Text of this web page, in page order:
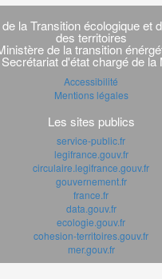
la Transition écologique et
des territoires
de la transition
Secrétariat d'état chargé de la
Accessibilité
Mentions légales
Les sites publics
service-public.fr
legifrance.gouv.fr
circulaire.legifrance.gouv.fr
gouvernement.fr
france.fr
data.gouv.fr
ecologie.gouv.fr
cohesion-territoires.gouv.fr
mer.gouv.fr